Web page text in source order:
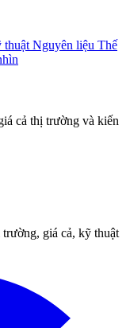
thuật Nguyên liệu Thế
cả thị trường và kiến
giá cả, kỹ thuật